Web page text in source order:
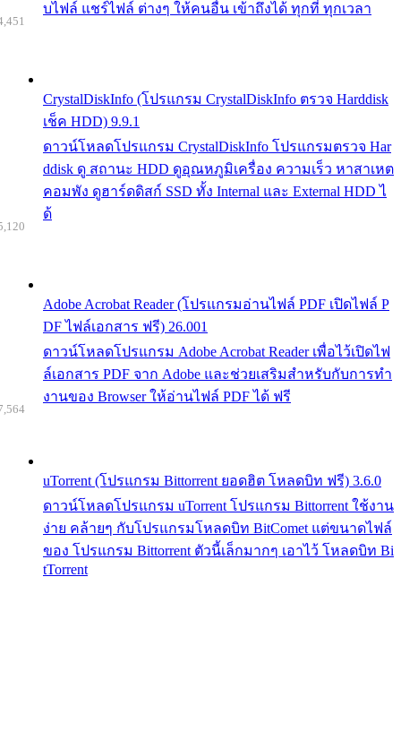
บไฟล์ แชร์ไฟล์ ต่างๆ ให้คนอื่น เข้าถึงได้ ทุกที่ ทุกเวลา
CrystalDiskInfo (โปรแกรม CrystalDiskInfo ตรวจ Harddisk
เช็ค HDD) 9.9.1
ดาวน์โหลดโปรแกรม CrystalDiskInfo โปรแกรมตรวจ Har
ddisk ดู สถานะ HDD ดูอุณหภูมิเครื่อง ความเร็ว หาสาเหต
คอมพัง ดูฮาร์ดดิสก์ SSD ทั้ง Internal และ External HDD ไ
ด้
Adobe Acrobat Reader (โปรแกรมอ่านไฟล์ PDF เปิดไฟล์ P
DF ไฟล์เอกสาร ฟรี) 26.001
ดาวน์โหลดโปรแกรม Adobe Acrobat Reader เพื่อไว้เปิดไฟ
ล์เอกสาร PDF จาก Adobe และช่วยเสริมสำหรับกับการทำ
งานของ Browser ให้อ่านไฟล์ PDF ได้ ฟรี
uTorrent (โปรแกรม Bittorrent ยอดฮิต โหลดบิท ฟรี) 3.6.0
ดาวน์โหลดโปรแกรม uTorrent โปรแกรม Bittorrent ใช้งาน
ง่าย คล้ายๆ กับโปรแกรมโหลดบิท BitComet แต่ขนาดไฟล์
ของ โปรแกรม Bittorrent ตัวนี้เล็กมากๆ เอาไว้ โหลดบิท Bi
tTorrent